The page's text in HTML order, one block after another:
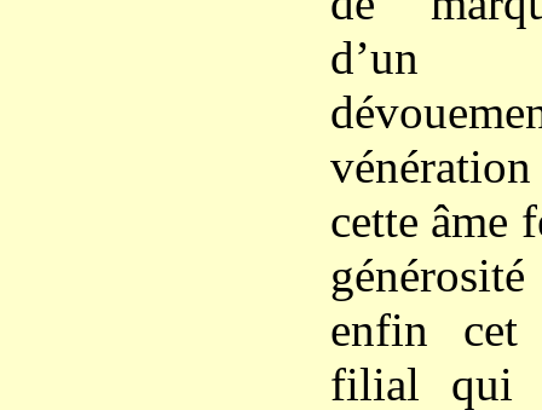
d’un
cette âme
enfin cet
filial qui